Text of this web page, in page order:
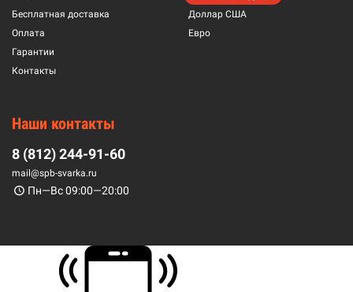
Бесплатная доставка
Оплата
Гарантии
Контакты
Доллар США
Евро
Наши контакты
8 (812) 244-91-60
mail@spb-svarka.ru
Пн—Вс 09:00—20:00